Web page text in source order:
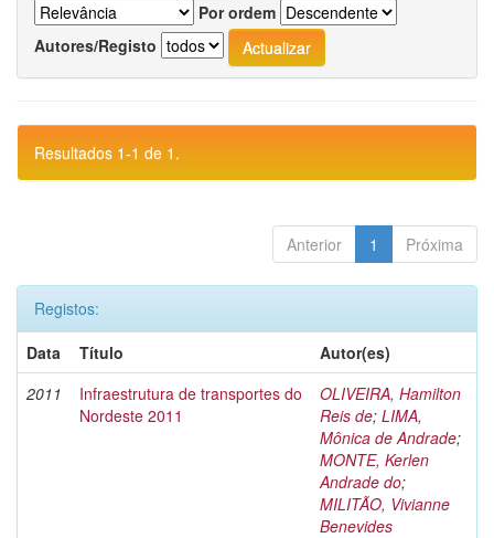
Por ordem
Autores/Registo
Resultados 1-1 de 1.
Anterior 1 Próxima
Registos:
Data
Título
Autor(es)
2011
Infraestrutura de transportes do
Nordeste 2011
OLIVEIRA, Hamilton
Reis de; LIMA,
Mônica de Andrade;
MONTE, Kerlen
Andrade do;
MILITÃO, Vivianne
Benevides